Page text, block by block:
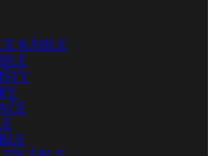
KÁBLE